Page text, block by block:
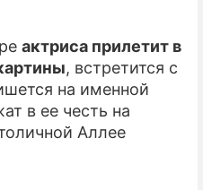
СЕРИАЛЫ
ИГРЫ
ПРЕСС-РЕЛИЗЫ
актриса прилетит в
, встретится с
на именной
в ее честь на
Аллее